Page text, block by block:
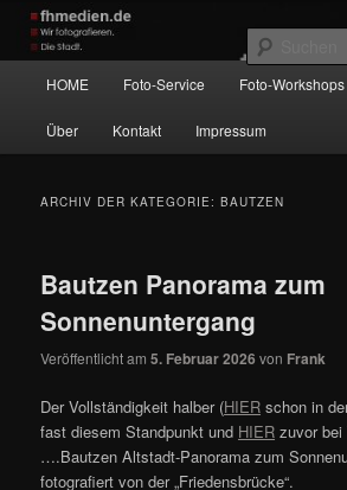
Zum
primären
Inhalt
springen
Zum
sekundären
Inhalt
springen
Wir fotografieren die Hauptstadt!
HOME Foto-Service Foto-Workshops
Über Kontakt Impressum
ARCHIV DER KATEGORIE:BAUTZEN
Bautzen Panorama zum
Sonnenuntergang
Veröffentlicht am5. Februar 2026 von Frank
Der Vollständigkeit halber (HIER schon in
fast diesem Standpunkt und HIER zuvor bei
….Bautzen Altstadt-Panorama zum
fotografiert von der „Friedensbrücke“.